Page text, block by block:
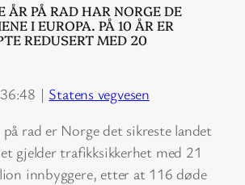
ÅR PÅ RAD HAR NORGE DE
I EUROPA. PÅ 10 ÅR ER
REDUSERT MED 20
| Statens vegvesen
rad er Norge det sikreste landet
gjelder trafikksikkerhet med 21
innbyggere, etter at 116 døde